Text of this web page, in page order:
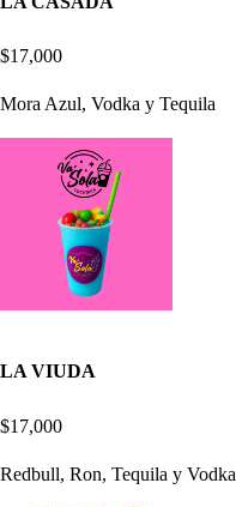
$17,000
Mora Azul, Vodka y Tequila
LA VIUDA
$17,000
Redbull, Ron, Tequila y Vodka